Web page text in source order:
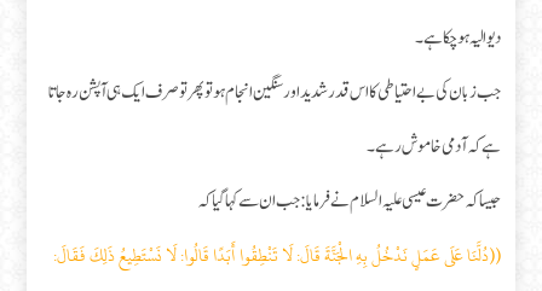
دیوالیہ ہو چکا ہے۔
جب زبان کی بے احتیاطی کا اس قدر شدید اور سنگین انجام ہو تو پھر تو صرف ایک ہی آپشن رہ جاتا
ہے کہ آدمی خاموش رہے۔
جیسا کہ حضرت عیسی علیہ السلام نے فرمایا: جب ان سے کہا گیا کہ
((دُلَّنَا عَلَى عَمَلٍ نَدْخُلُ بِهِ الْجَنَّةَ قَالَ: لَا تَنْطِقُوا أَبَدًا قَالُوا: لَا نَسْتَطِيعُ ذَلِكَ فَقَالَ: